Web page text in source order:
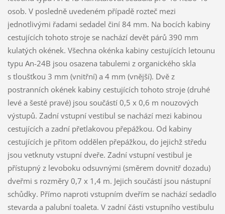
osob. V posledně uvedeném případě rozteč mezi
jednotlivými řadami sedadel činí 84 mm. Na bocích kabiny
cestujících tohoto stroje se nachází devět párů 390 mm
kulatých okének. Všechna okénka kabiny cestujících letounu
typu An-24B jsou osazena tabulemi z organického skla
s tloušťkou 3 mm (vnitřní) a 4 mm (vnější). Dvě z
postranních okének kabiny cestujících tohoto stroje (druhé
levé a šesté pravé) jsou součástí 0,5 x 0,6 m nouzových
výstupů. Zadní vstupní vestibul se nachází mezi kabinou
cestujících a zadní přetlakovou přepážkou. Od kabiny
cestujících je přitom oddělen přepážkou, do jejichž středu
jsou vetknuty vstupní dveře. Zadní vstupní vestibul je
přístupný z levoboku odsuvnými (směrem dovnitř dozadu)
dveřmi s rozměry 0,7 x 1,4 m. Jejich součástí jsou nástupní
schůdky. Přímo naproti vstupním dveřím se nachází sedadlo
stevarda a palubní toaleta. V zadní části vstupního vestibulu